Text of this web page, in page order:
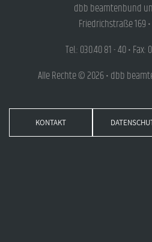
dbb beamtenbund
Friedrichstraße 169 •
Tel.: 030.40 81 - 40 • Fax:
Alle Rechte © 2026 • dbb
KONTAKT